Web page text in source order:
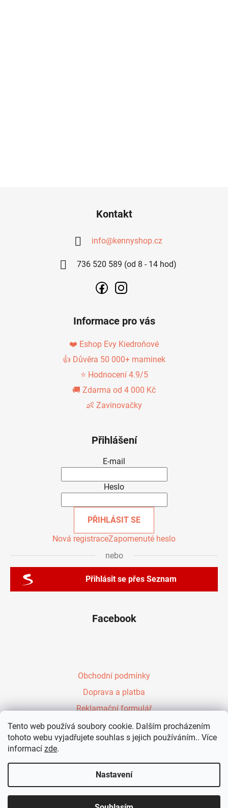
Tento web používá soubory cookie. Dalším procházením
tohoto webu vyjadřujete souhlas s jejich používáním.. Více
informací zde.
Nastavení
Kontakt
info@kennyshop.cz
736 520 589 (od 8 - 14 hod)
Informace pro vás
❤️ Eshop Evy Kiedroňové
👍 Důvěra 50 000+ maminek
⭐ Hodnocení 4.9/5
🚚 Zdarma od 4 000 Kč
👶 Zavinovačky
Přihlášení
E-mail
Heslo
PŘIHLÁSIT SE
Nová registraceZapomenuté heslo
nebo
Přihlásit se přes Seznam
Facebook
Obchodní podmínky
Doprava a platba
Reklamační formulář
Péřové zavinovačky Evy Kiedroňové
Vzdělávání rodičů
Vytvořil Shoptet